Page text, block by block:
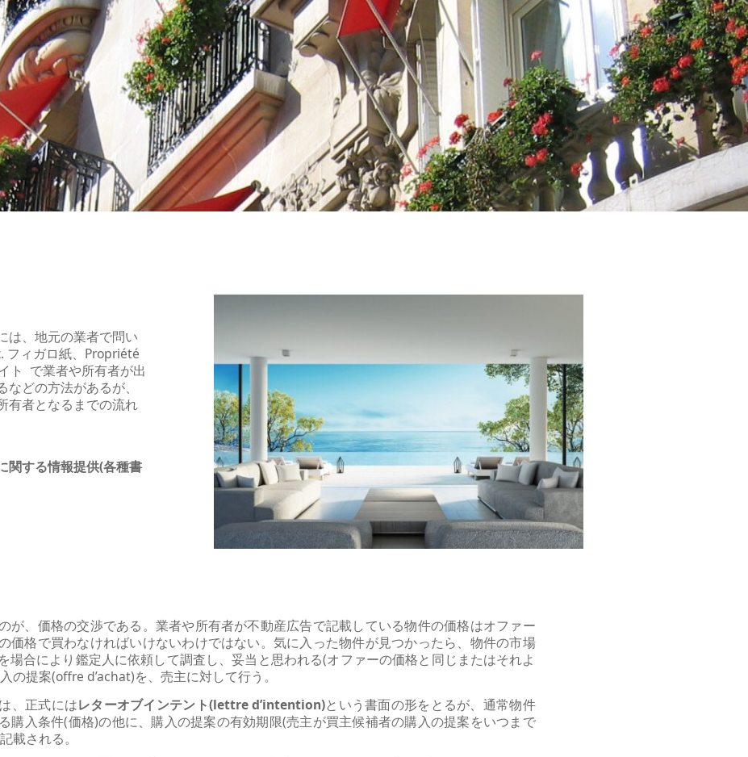
は、地元の業者で問い
フィガロ紙、Propriété
ト で業者や所有者が出
どの方法があるが、
有者となるまでの流れ
関する情報提供(各種書
が、価格の交渉である。業者や所有者が不動産広告で記載している物件の価格はオファー
価格で買わなければいけないわけではない。気に入った物件が見つかったら、物件の市場
場合により鑑定人に依頼して調査し、妥当と思われる(オファーの価格と同じまたはそれよ
の提案(offre d’achat)を、売主に対して行う。
、正式にはレターオブインテント(lettre d’intention)という書面の形をとるが、通常物件
購入条件(価格)の他に、購入の提案の有効期限(売主が買主候補者の購入の提案をいつまで
載される。